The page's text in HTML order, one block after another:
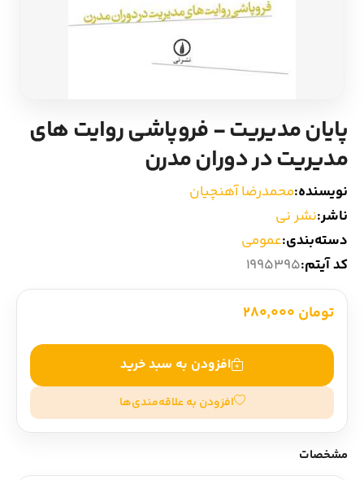
داستان کوتاه
ادبیات
زندگینامه
پایان مدیریت - فروپاشی روایت های
مدیریت در دوران مدرن
نویسنده:محمدرضا آهنچیان
ناشر:نشر نی
دسته‌بندی:عمومی
کد آیتم:1995395
تومان 280,000
افزودن به سبد خرید
افزودن به علاقه‌مندی‌ها
مشخصات